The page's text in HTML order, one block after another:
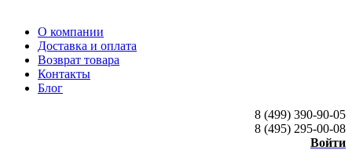
О компании
Доставка и оплата
Возврат товара
Контакты
Блог
8 (499) 390-90-05
8 (495) 295-00-08
Войти